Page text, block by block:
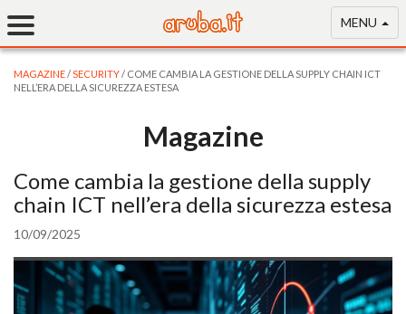
MENU
MAGAZINE/SECURITY/ COME CAMBIA LA GESTIONE DELLA SUPPLY CHAIN ICT
NELL’ERA DELLA SICUREZZA ESTESA
Magazine
Come cambia la gestione della supply
chain ICT nell’era della sicurezza estesa
10/09/2025